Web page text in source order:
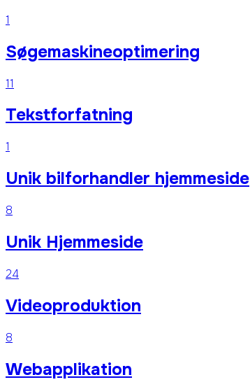
1
Søgemaskineoptimering
11
Tekstforfatning
1
Unik bilforhandler hjemmeside
8
Unik Hjemmeside
24
Videoproduktion
8
Webapplikation